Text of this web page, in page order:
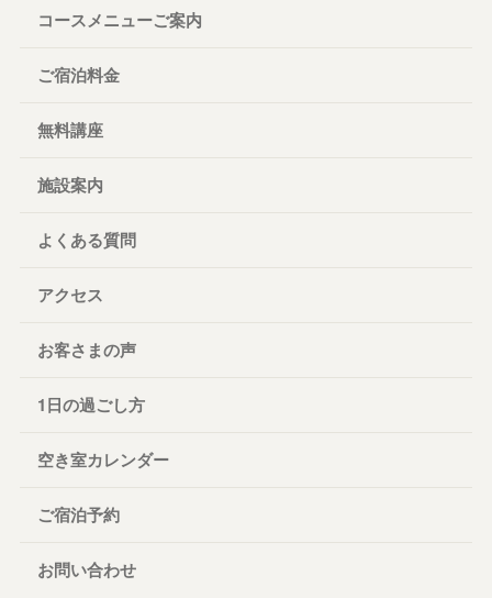
コースメニューご案内
ご宿泊料金
無料講座
施設案内
よくある質問
アクセス
お客さまの声
1日の過ごし方
空き室カレンダー
ご宿泊予約
お問い合わせ